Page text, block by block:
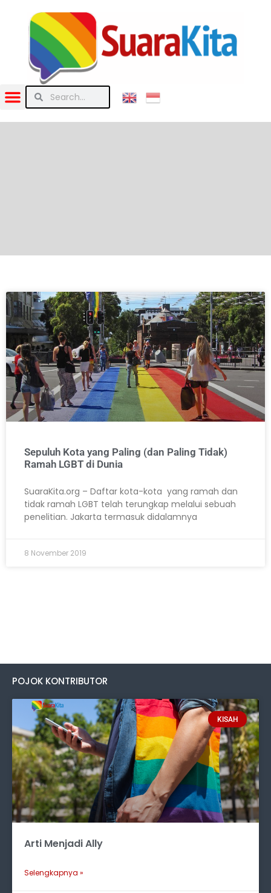
Sepuluh Kota yang Paling (dan Paling Tidak)
Ramah LGBT di Dunia
SuaraKita.org – Daftar kota-kota yang ramah dan
tidak ramah LGBT telah terungkap melalui sebuah
penelitian. Jakarta termasuk didalamnya
8 November 2019
POJOK KONTRIBUTOR
KISAH
Arti Menjadi Ally
Selengkapnya »